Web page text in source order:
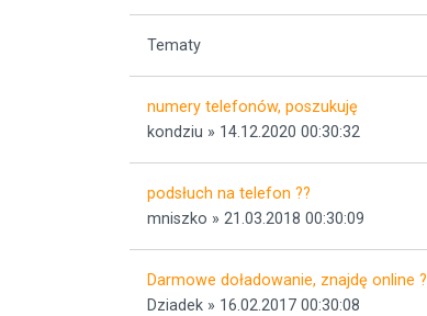
Tematy
numery telefonów, poszukuję
kondziu » 14.12.2020 00:30:32
podsłuch na telefon ??
mniszko » 21.03.2018 00:30:09
Darmowe doładowanie, znajdę online ?
Dziadek » 16.02.2017 00:30:08